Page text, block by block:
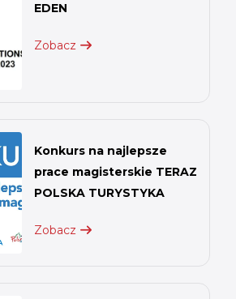
EDEN
Zobacz
Konkurs na najlepsze
prace magisterskie TERAZ
POLSKA TURYSTYKA
Zobacz